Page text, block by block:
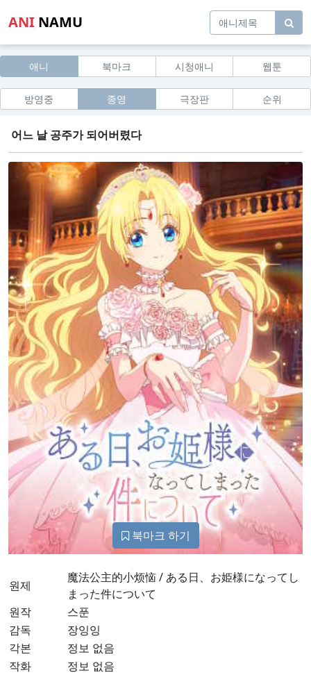
ANI NAMU
애니 북마크 시청애니 웹툰
방영중 종영 극장판 순위
어느 날 공주가 되어버렸다
북마크 하기
원제
魔法公主的小烦恼 / ある日、お姫様になってし
まった件について
원작
스푼
감독
장잉잉
각본
정보 없음
작화
정보 없음